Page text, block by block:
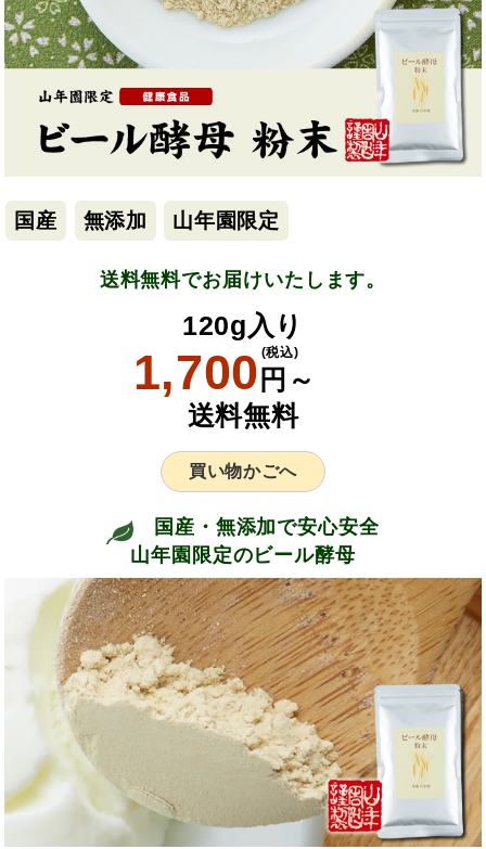
国産 無添加 山年園限定
送料無料でお届けいたします。
120g入り
1,700 円～
(税込)
送料無料
買い物かごへ
国産・無添加で安心安全
山年園限定のビール酵母